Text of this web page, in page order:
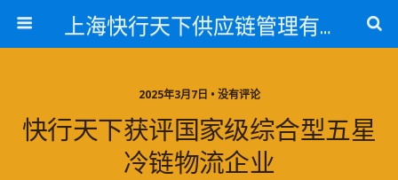
上海快行天下供应链管理有限公司
2025年3月7日 • 没有评论
快行天下获评国家级综合型五星
冷链物流企业